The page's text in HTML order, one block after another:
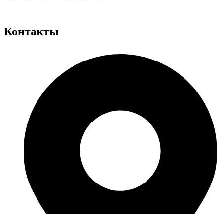
Контакты